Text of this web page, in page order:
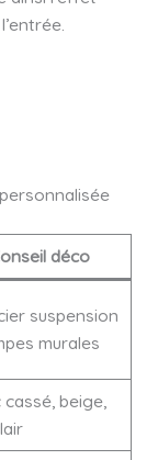
déco
suspension
murales
cassé, beige,